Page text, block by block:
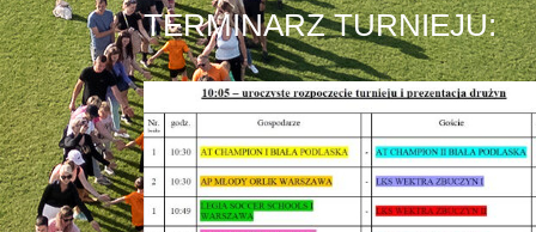
TERMINARZ TURNIEJU: